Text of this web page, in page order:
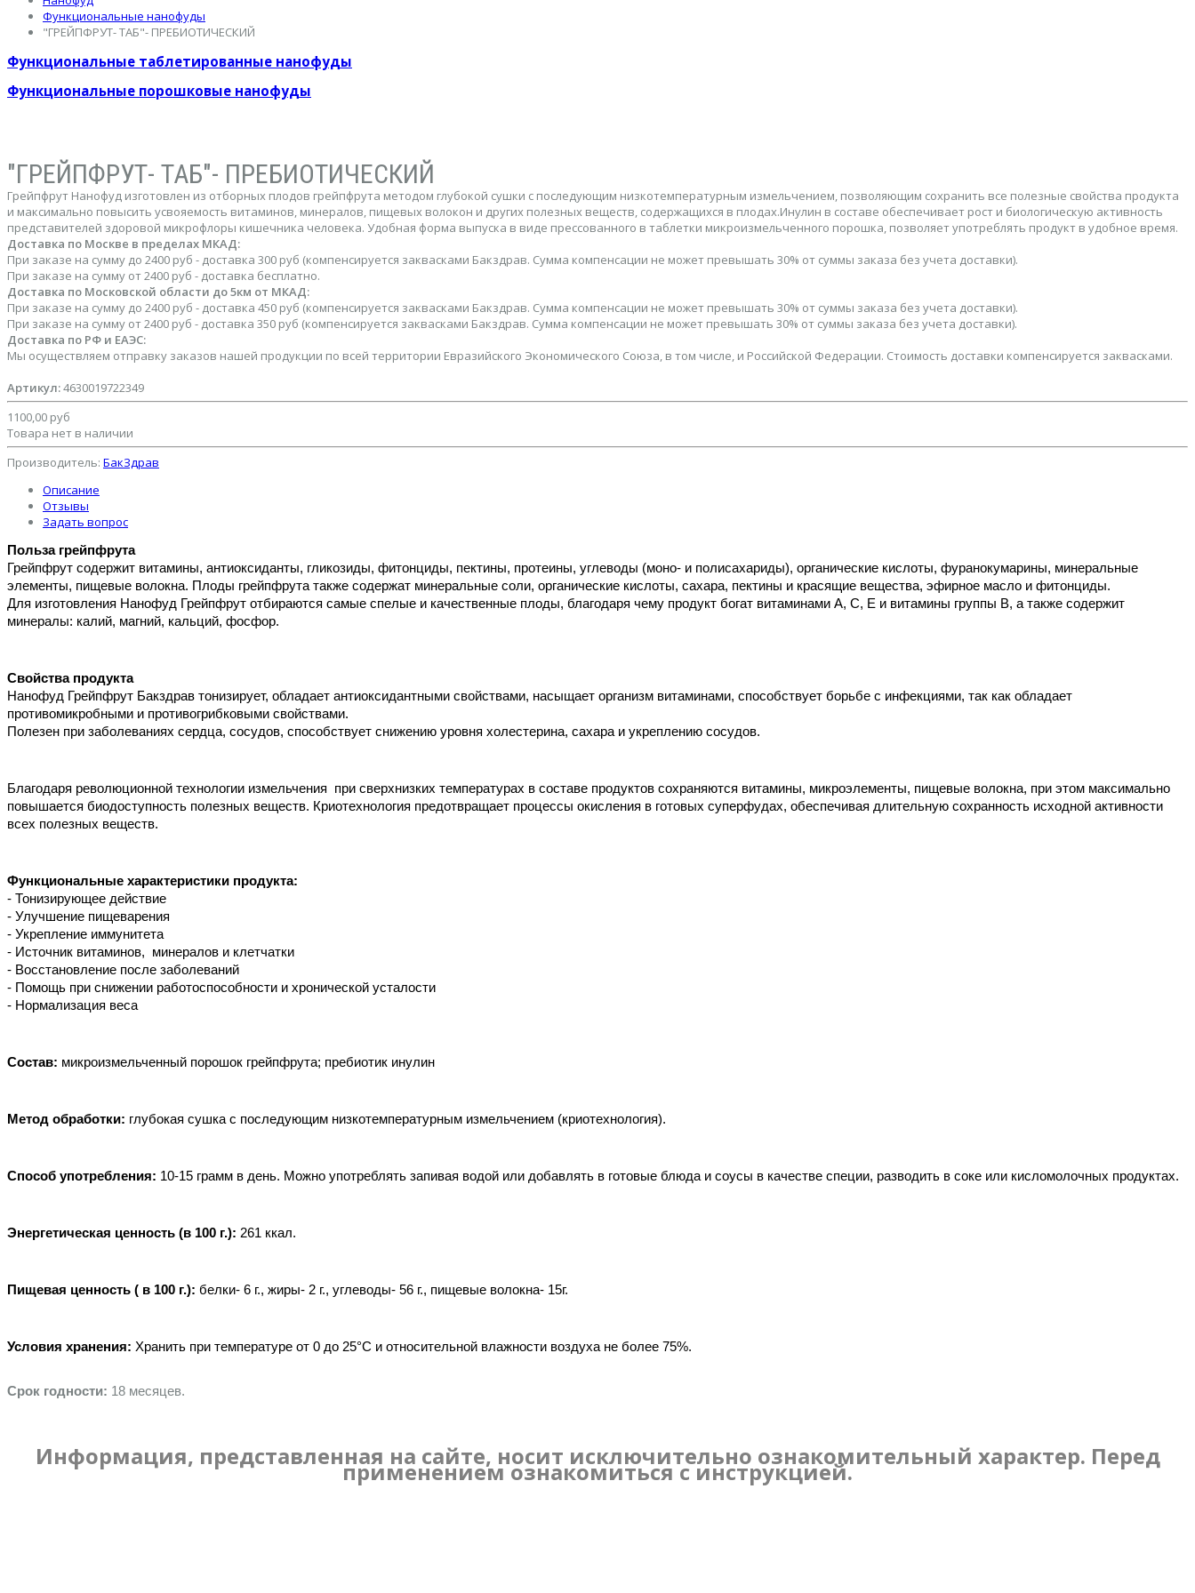
Функциональные нанофуды
"ГРЕЙПФРУТ- ТАБ"- ПРЕБИОТИЧЕСКИЙ
Функциональные таблетированные нанофуды
Функциональные порошковые нанофуды
"ГРЕЙПФРУТ- ТАБ"- ПРЕБИОТИЧЕСКИЙ
Грейпфрут Нанофуд изготовлен из отборных плодов грейпфрута методом глубокой сушки с последующим низкотемпературным измельчением, позволяющим сохранить все полезные свойства продукта
и максимально повысить усвояемость витаминов, минералов, пищевых волокон и других полезных веществ, содержащихся в плодах.Инулин в составе обеспечивает рост и биологическую активность
представителей здоровой микрофлоры кишечника человека. Удобная форма выпуска в виде прессованного в таблетки микроизмельченного порошка, позволяет употреблять продукт в удобное время.
Доставка по Москве в пределах МКАД:
При заказе на сумму до 2400 руб - доставка 300 руб (компенсируется заквасками Бакздрав. Сумма компенсации не может превышать 30% от суммы заказа без учета доставки).
При заказе на сумму от 2400 руб - доставка бесплатно.
Доставка по Московской области до 5км от МКАД:
При заказе на сумму до 2400 руб - доставка 450 руб (компенсируется заквасками Бакздрав. Сумма компенсации не может превышать 30% от суммы заказа без учета доставки).
При заказе на сумму от 2400 руб - доставка 350 руб (компенсируется заквасками Бакздрав. Сумма компенсации не может превышать 30% от суммы заказа без учета доставки).
Доставка по РФ и ЕАЭС:
Мы осуществляем отправку заказов нашей продукции по всей территории Евразийского Экономического Союза, в том числе, и Российской Федерации. Стоимость доставки компенсируется заквасками.
Артикул:4630019722349
1100,00 руб
Товара нет в наличии
Производитель: БакЗдрав
Описание
Отзывы
Задать вопрос
Польза грейпфрута
Грейпфрут содержит витамины, антиоксиданты, гликозиды, фитонциды, пектины, протеины, углеводы (моно- и полисахариды), органические кислоты, фуранокумарины, минеральные
элементы, пищевые волокна. Плоды грейпфрута также содержат минеральные соли, органические кислоты, сахара, пектины и красящие вещества, эфирное масло и фитонциды.
Для изготовления Нанофуд Грейпфрут отбираются самые спелые и качественные плоды, благодаря чему продукт богат витаминами А, С, Е и витамины группы В, а также содержит
минералы: калий, магний, кальций, фосфор.
Свойства продукта
Нанофуд Грейпфрут Бакздрав тонизирует, обладает антиоксидантными свойствами, насыщает организм витаминами, способствует борьбе с инфекциями, так как обладает
противомикробными и противогрибковыми свойствами.
Полезен при заболеваниях сердца, сосудов, способствует снижению уровня холестерина, сахара и укреплению сосудов.
Благодаря революционной технологии измельчения  при сверхнизких температурах в составе продуктов сохраняются витамины, микроэлементы, пищевые волокна, при этом максимально
повышается биодоступность полезных веществ. Криотехнология предотвращает процессы окисления в готовых суперфудах, обеспечивая длительную сохранность исходной активности
всех полезных веществ.
Функциональные характеристики продукта:
- Тонизирующее действие
- Улучшение пищеварения
- Укрепление иммунитета
- Источник витаминов,  минералов и клетчатки
- Восстановление после заболеваний
- Помощь при снижении работоспособности и хронической усталости
- Нормализация веса
Состав: микроизмельченный порошок грейпфрута; пребиотик инулин
Метод обработки: глубокая сушка с последующим низкотемпературным измельчением (криотехнология).
Способ употребления: 10-15 грамм в день. Можно употреблять запивая водой или добавлять в готовые блюда и соусы в качестве специи, разводить в соке или кисломолочных продуктах.
Энергетическая ценность (в 100 г.): 261 ккал.
Пищевая ценность ( в 100 г.): белки- 6 г., жиры- 2 г., углеводы- 56 г., пищевые волокна- 15г.
Условия хранения: Хранить при температуре от 0 до 25°C и относительной влажности воздуха не более 75%.
Срок годности: 18 месяцев.
Информация, представленная на сайте, носит исключительно ознакомительный характер. Перед
применением ознакомиться с инструкцией.